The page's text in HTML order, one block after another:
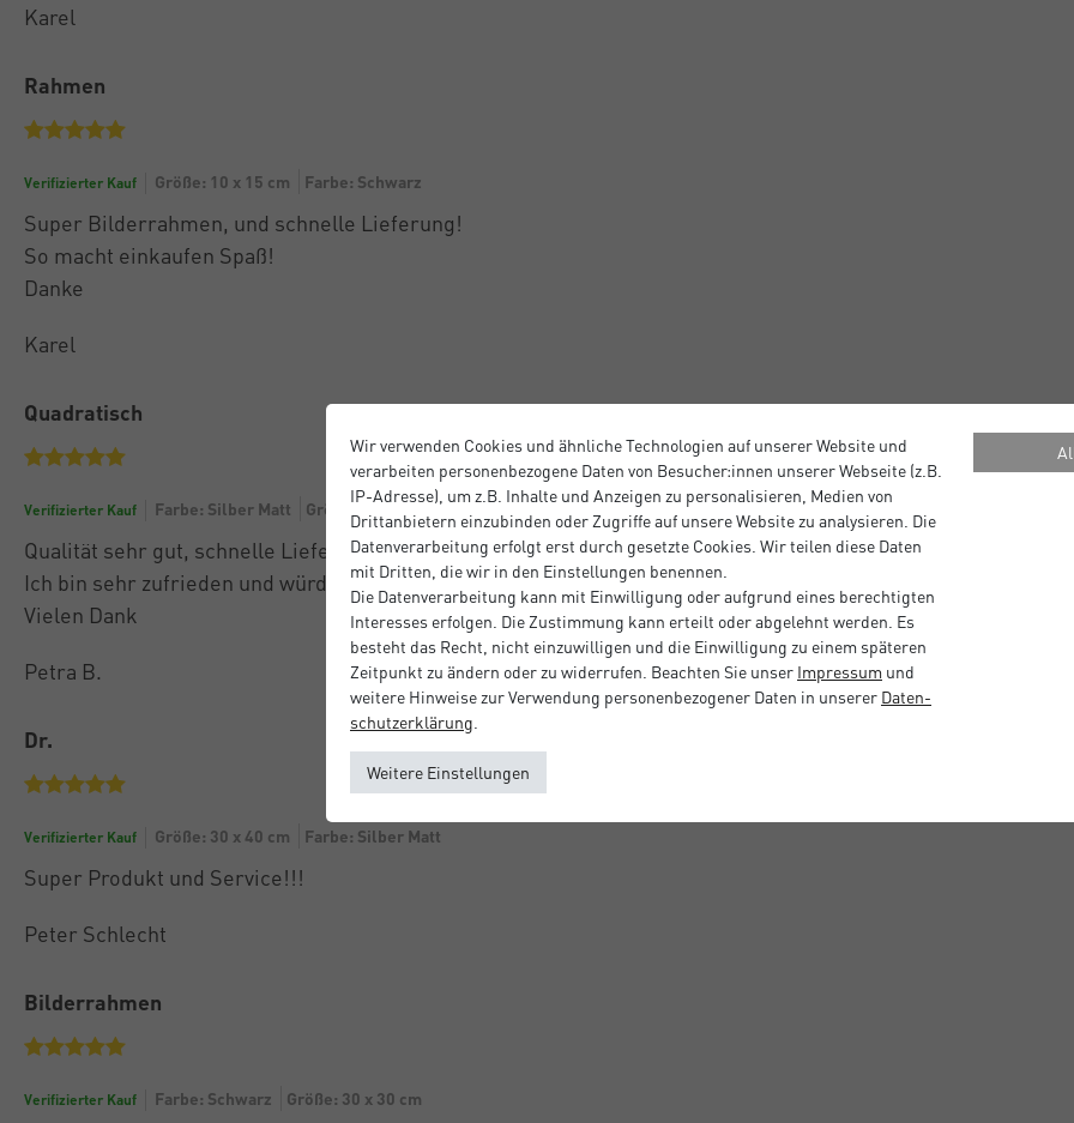
Karel
Rahmen
Verifizierter Kauf Größe: 10 x 15 cm Farbe: Schwarz
Super Bilderrahmen, und schnelle Lieferung!
So macht einkaufen Spaß!
Danke
Karel
Quadratisch
Verifizierter Kauf Farbe: Silber Matt Größe: 30 x 30 cm
Qualität sehr gut, schnelle Lieferung und Bearbeitung des Auftrages.
Ich bin sehr zufrieden und würde wieder bei Ihnen bestellen
Vielen Dank
Petra B.
Dr.
Verifizierter Kauf Größe: 30 x 40 cm Farbe: Silber Matt
Super Produkt und Service!!!
Peter Schlecht
Bilderrahmen
Verifizierter Kauf Farbe: Schwarz Größe: 30 x 30 cm
Wir verwenden Cookies und ähnliche Technologien auf unserer Website und
verarbeiten personenbezogene Daten von Besucher:innen unserer Webseite (z.B.
IP-Adresse), um z.B. Inhalte und Anzeigen zu personalisieren, Medien von
Drittanbietern einzubinden oder Zugriffe auf unsere Website zu analysieren. Die
Datenverarbeitung erfolgt erst durch gesetzte Cookies. Wir teilen diese Daten
mit Dritten, die wir in den Einstellungen benennen.
Die Datenverarbeitung kann mit Einwilligung oder aufgrund eines berechtigten
Interesses erfolgen. Die Zustimmung kann erteilt oder abgelehnt werden. Es
besteht das Recht, nicht einzuwilligen und die Einwilligung zu einem späteren
Zeitpunkt zu ändern oder zu widerrufen. Beachten Sie unser Impressum und
weitere Hinweise zur Verwendung personenbezogener Daten in unserer Daten­
schutz­erklärung
Weitere Einstellungen